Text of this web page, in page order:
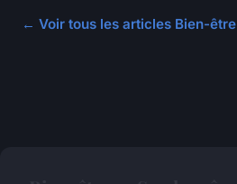
← Voir tous les articles Bien-être